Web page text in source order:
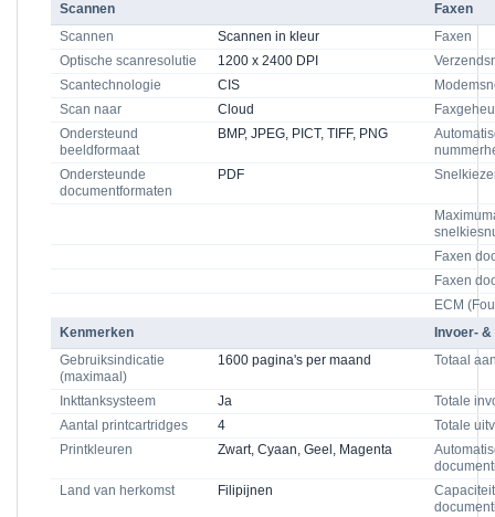
Scannen
Faxen
Scannen
Scannen in kleur
Faxen
Optische scanresolutie
1200 x 2400 DPI
Scantechnologie
CIS
Scan naar
Cloud
Ondersteund
beeldformaat
BMP, JPEG, PICT, TIFF, PNG
Ondersteunde
documentformaten
PDF
Faxen
Faxen
ECM
Kenmerken
Invoer-
Gebruiksindicatie
(maximaal)
1600 pagina's per maand Totaal
Inkttanksysteem Ja
Totale
Aantal printcartridges
4
Totale
Printkleuren
Zwart, Cyaan, Geel, Magenta
Land van herkomst
Filipijnen